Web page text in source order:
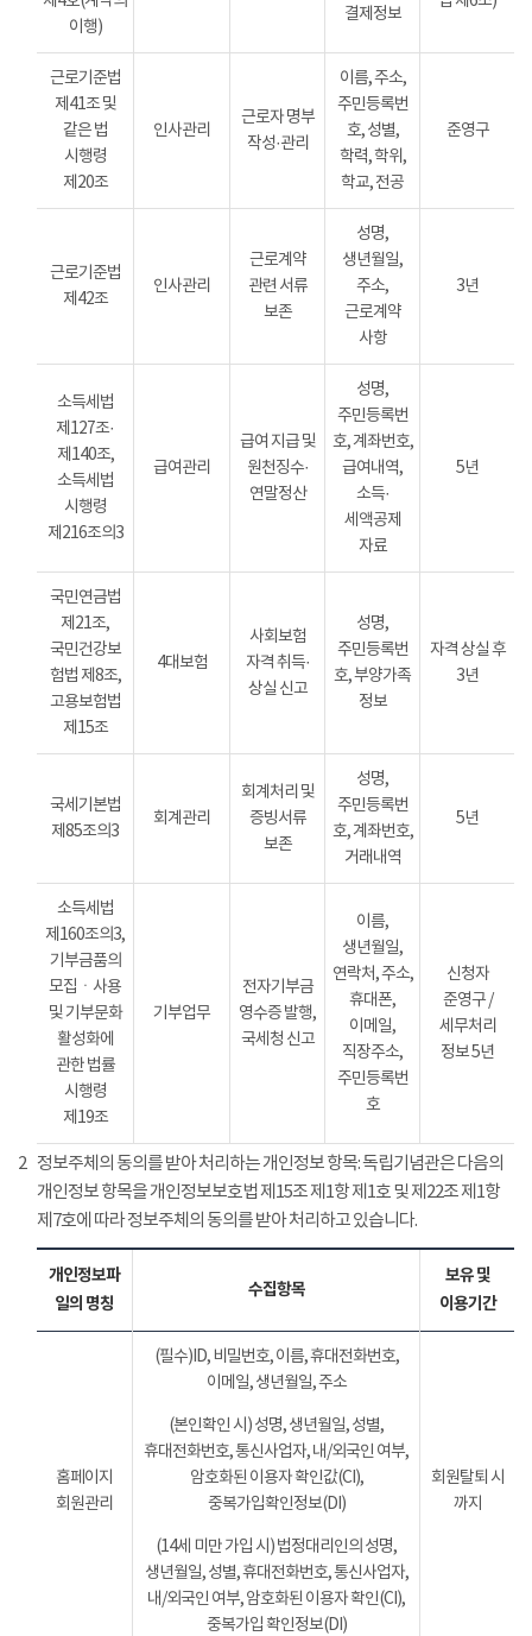
이행)
결제정보
근로기준법
제41조 및
같은 법
시행령
제20조
인사관리
근로자 명부
작성·관리
이름, 주소,
주민등록번
호, 성별,
학력, 학위,
학교, 전공
준영구
근로기준법
제42조
인사관리
근로계약
관련 서류
보존
성명,
생년월일,
주소,
근로계약
사항
3년
소득세법
제127조·
제140조,
소득세법
시행령
제216조의3
급여관리
급여 지급 및
원천징수·
연말정산
성명,
주민등록번
호, 계좌번호,
급여내역,
소득·
세액공제
자료
5년
국민연금법
제21조,
국민건강보
험법 제8조,
고용보험법
제15조
4대보험
사회보험
자격 취득·
상실 신고
성명,
주민등록번
호, 부양가족
정보
자격 상실 후
3년
국세기본법
제85조의3
회계관리
회계처리 및
증빙서류
보존
성명,
주민등록번
호, 계좌번호,
거래내역
5년
소득세법
제160조의3,
기부금품의
모집ㆍ사용
및 기부문화
활성화에
관한 법률
시행령
제19조
기부업무
전자기부금
영수증 발행,
국세청 신고
이름,
생년월일,
연락처, 주소,
휴대폰,
이메일,
직장주소,
주민등록번
호
신청자
준영구 /
세무처리
정보 5년
2 정보주체의 동의를 받아 처리하는 개인정보 항목: 독립기념관은 다음의
개인정보 항목을 개인정보보호법 제15조 제1항 제1호 및 제22조 제1항
제7호에 따라 정보주체의 동의를 받아 처리하고 있습니다.
개인정보파
일의 명칭
수집항목
보유 및
이용기간
홈페이지
회원관리
(필수)ID, 비밀번호, 이름, 휴대전화번호,
이메일, 생년월일, 주소
(본인확인 시) 성명, 생년월일, 성별,
휴대전화번호, 통신사업자, 내/외국인 여부,
암호화된 이용자 확인값(CI),
중복가입확인정보(DI)
(14세 미만 가입 시) 법정대리인의 성명,
생년월일, 성별, 휴대전화번호, 통신사업자,
내/외국인 여부, 암호화된 이용자 확인(CI),
중복가입 확인정보(DI)
회원탈퇴 시
까지